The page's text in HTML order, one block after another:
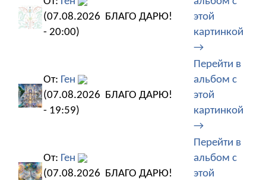
(07.08.2026
- 20:00)
БЛАГО ДАРЮ!
этой
картинкой
→
От: Ген
(07.08.2026
- 19:59)
БЛАГО ДАРЮ!
Перейти в
альбом с
этой
картинкой
→
От: Ген
(07.08.2026 БЛАГО ДАРЮ!
Перейти в
альбом с
этой